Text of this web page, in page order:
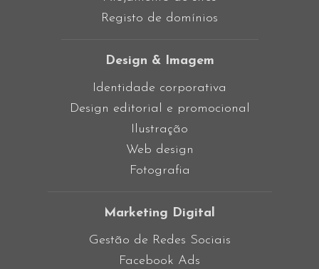
Registo de domínios
Design & Imagem
Identidade corporativa
Design editorial e promocional
Ilustração
Web design
Fotografia
Marketing Digital
Gestão de Redes Sociais
Facebook Ads